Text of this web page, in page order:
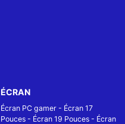
ÉCRAN
Écran PC gamer - Écran 17
Pouces - Écran 19 Pouces - Écran